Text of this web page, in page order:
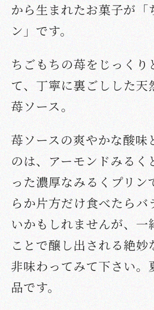
から生まれたお菓子が「
ン」です。
ちごもちの苺をじっくり
て、丁寧に裏ごしした天
苺ソース。
苺ソースの爽やかな酸味
のは、アーモンドみるく
った濃厚なみるくプリン
らか片方だけ食べたらバ
いかもしれませんが、一
ことで醸し出される絶妙
非味わってみて下さい。
品です。